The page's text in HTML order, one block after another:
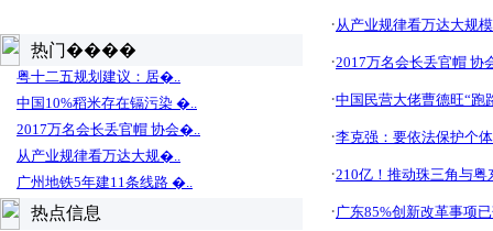
热门����
粤十二五规划建议：居�..
中国10%稻米存在镉污染 �..
2017万名会长丢官帽 协会�..
从产业规律看万达大规�..
广州地铁5年建11条线路 �..
热点信息
·从产业规律看万达大规
·2017万名会长丢官帽
·中国民营大佬曹德旺“跑
·李克强：要依法保护个
·210亿！推动珠三角与
·广东85%创新改革事项